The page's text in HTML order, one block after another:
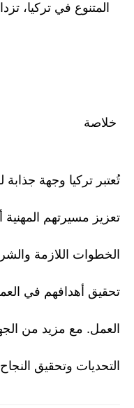
المتنوع في تركيا،
خلاصة
تُعتبر تركيا وجهة
تعزيز مسيرتهم
الخطوات اللازمة
تحقيق أهدافهم في
العمل. مع مزيد من
التحديات وتحقيق